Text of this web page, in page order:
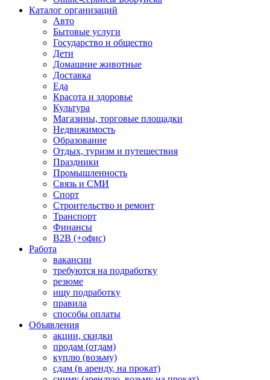
Каталог организаций
Авто
Бытовые услуги
Государство и общество
Дети
Домашние животные
Доставка
Еда
Красота и здоровье
Культура
Магазины, торговые площадки
Недвижимость
Образование
Отдых, туризм и путешествия
Праздники
Промышленность
Связь и СМИ
Спорт
Строительство и ремонт
Транспорт
Финансы
B2B (+офис)
Работа
вакансии
требуются на подработку
резюме
ищу подработку
правила
способы оплаты
Объявления
акции, скидки
продам (отдам)
куплю (возьму)
сдам (в аренду, на прокат)